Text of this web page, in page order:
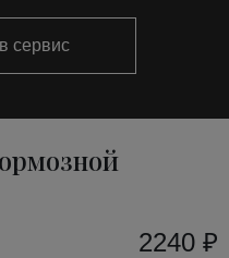
сервис
2240 ₽